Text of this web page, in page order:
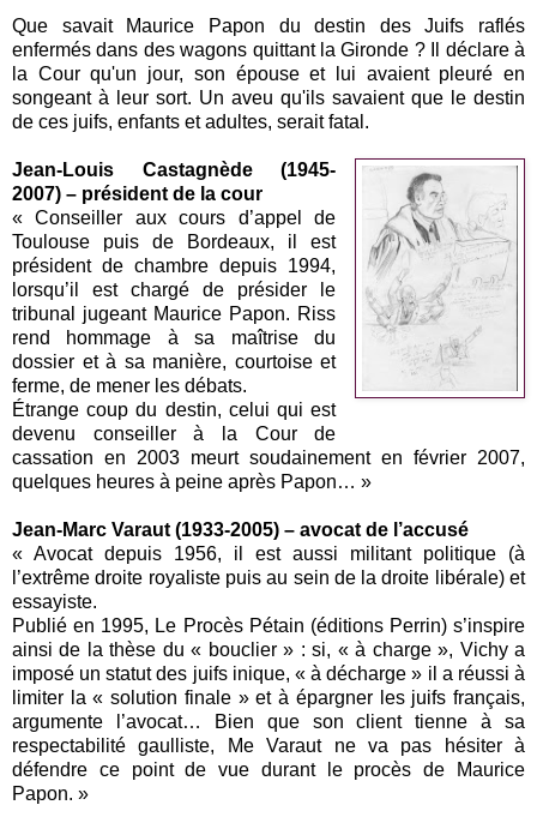
Que savait Maurice Papon du destin des Juifs raflés
enfermés dans des wagons quittant la Gironde ? Il déclare à
la Cour qu'un jour, son épouse et lui avaient pleuré en
songeant à leur sort. Un aveu qu'ils savaient que le destin
de ces juifs, enfants et adultes, serait fatal.
Jean-Louis Castagnède (1945-
2007) – président de la cour
« Conseiller aux cours d’appel de
Toulouse puis de Bordeaux, il est
président de chambre depuis 1994,
lorsqu’il est chargé de présider le
tribunal jugeant Maurice Papon. Riss
rend hommage à sa maîtrise du
dossier et à sa manière, courtoise et
ferme, de mener les débats.
Étrange coup du destin, celui qui est
devenu conseiller à la Cour de
cassation en 2003 meurt soudainement en février 2007,
quelques heures à peine après Papon… »
Jean-Marc Varaut (1933-2005) – avocat de l’accusé
« Avocat depuis 1956, il est aussi militant politique (à
l’extrême droite royaliste puis au sein de la droite libérale) et
essayiste.
Publié en 1995, Le Procès Pétain (éditions Perrin) s’inspire
ainsi de la thèse du « bouclier » : si, « à charge », Vichy a
imposé un statut des juifs inique, « à décharge » il a réussi à
limiter la « solution finale » et à épargner les juifs français,
argumente l’avocat… Bien que son client tienne à sa
respectabilité gaulliste, Me Varaut ne va pas hésiter à
défendre ce point de vue durant le procès de Maurice
Papon. »